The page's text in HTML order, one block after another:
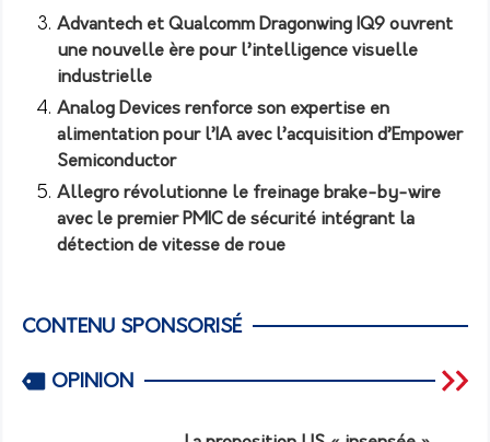
Advantech et Qualcomm Dragonwing IQ9 ouvrent
une nouvelle ère pour l’intelligence visuelle
industrielle
Analog Devices renforce son expertise en
alimentation pour l’IA avec l’acquisition d’Empower
Semiconductor
Allegro révolutionne le freinage brake-by-wire
avec le premier PMIC de sécurité intégrant la
détection de vitesse de roue
CONTENU SPONSORISÉ
OPINION